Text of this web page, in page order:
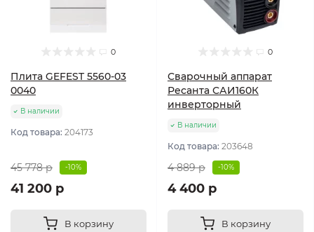
0
Плита GEFEST 5560-03
0040
В наличии
Код товара: 204173
45 778 р -10%
41 200 р
В корзину
0
Сварочный аппарат
Ресанта САИ160К
инверторный
В наличии
Код товара: 203648
4 889 р -10%
4 400 р
В корзину